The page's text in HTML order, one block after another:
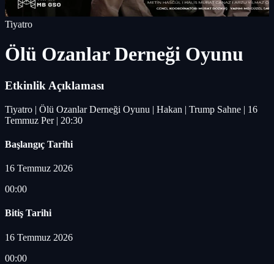
Tiyatro
Ölü Ozanlar Derneği Oyunu
Etkinlik Açıklaması
Tiyatro | Ölü Ozanlar Derneği Oyunu | Hakan | Trump Sahne | 16
Temmuz Per | 20:30
Başlangıç Tarihi
16 Temmuz 2026
00:00
Bitiş Tarihi
16 Temmuz 2026
00:00